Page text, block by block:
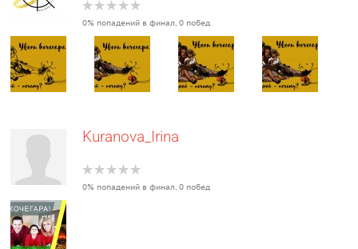
0% попадений в финал, 0 побед
Kuranova_Irina
0% попадений в финал, 0 побед